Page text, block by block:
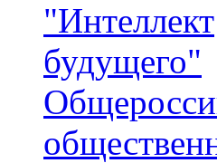
"Интеллект
будущего"